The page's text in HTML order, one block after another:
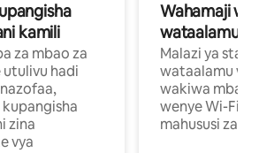
kamili
za mbao za
utulivu hadi
zina
vya
Wahamaji
wataalamu
Malazi ya
wataalamu
wakiwa mbali
wenye Wi-Fi
mahususi za